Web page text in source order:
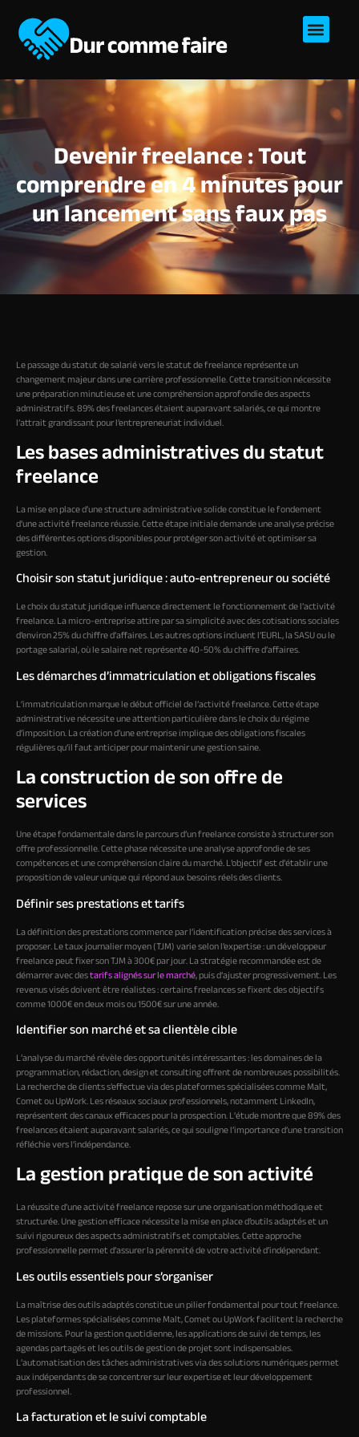
Devenir freelance : Tout
comprendre en 4 minutes pour
un lancement sans faux pas
Le passage du statut de salarié vers le statut de freelance représente un
changement majeur dans une carrière professionnelle. Cette transition nécessite
une préparation minutieuse et une compréhension approfondie des aspects
administratifs. 89% des freelances étaient auparavant salariés, ce qui montre
l’attrait grandissant pour l’entrepreneuriat individuel.
Les bases administratives du statut
freelance
La mise en place d’une structure administrative solide constitue le fondement
d’une activité freelance réussie. Cette étape initiale demande une analyse précise
des différentes options disponibles pour protéger son activité et optimiser sa
gestion.
Choisir son statut juridique : auto-entrepreneur ou société
Le choix du statut juridique influence directement le fonctionnement de l’activité
freelance. La micro-entreprise attire par sa simplicité avec des cotisations sociales
d’environ 25% du chiffre d’affaires. Les autres options incluent l’EURL, la SASU ou le
portage salarial, où le salaire net représente 40-50% du chiffre d’affaires.
Les démarches d’immatriculation et obligations fiscales
L’immatriculation marque le début officiel de l’activité freelance. Cette étape
administrative nécessite une attention particulière dans le choix du régime
d’imposition. La création d’une entreprise implique des obligations fiscales
régulières qu’il faut anticiper pour maintenir une gestion saine.
La construction de son offre de
services
Une étape fondamentale dans le parcours d’un freelance consiste à structurer son
offre professionnelle. Cette phase nécessite une analyse approfondie de ses
compétences et une compréhension claire du marché. L’objectif est d’établir une
proposition de valeur unique qui répond aux besoins réels des clients.
Définir ses prestations et tarifs
La définition des prestations commence par l’identification précise des services à
proposer. Le taux journalier moyen (TJM) varie selon l’expertise : un développeur
freelance peut fixer son TJM à 300€ par jour. La stratégie recommandée est de
démarrer avec destarifs alignés sur le marché, puis d’ajuster progressivement. Les
revenus visés doivent être réalistes : certains freelances se fixent des objectifs
comme 1000€ en deux mois ou 1500€ sur une année.
Identifier son marché et sa clientèle cible
L’analyse du marché révèle des opportunités intéressantes : les domaines de la
programmation, rédaction, design et consulting offrent de nombreuses possibilités.
La recherche de clients s’effectue via des plateformes spécialisées comme Malt,
Comet ou UpWork. Les réseaux sociaux professionnels, notamment LinkedIn,
représentent des canaux efficaces pour la prospection. L’étude montre que 89% des
freelances étaient auparavant salariés, ce qui souligne l’importance d’une transition
réfléchie vers l’indépendance.
La gestion pratique de son activité
La réussite d’une activité freelance repose sur une organisation méthodique et
structurée. Une gestion efficace nécessite la mise en place d’outils adaptés et un
suivi rigoureux des aspects administratifs et comptables. Cette approche
professionnelle permet d’assurer la pérennité de votre activité d’indépendant.
Les outils essentiels pour s’organiser
La maîtrise des outils adaptés constitue un pilier fondamental pour tout freelance.
Les plateformes spécialisées comme Malt, Comet ou UpWork facilitent la recherche
de missions. Pour la gestion quotidienne, les applications de suivi de temps, les
agendas partagés et les outils de gestion de projet sont indispensables.
L’automatisation des tâches administratives via des solutions numériques permet
aux indépendants de se concentrer sur leur expertise et leur développement
professionnel.
La facturation et le suivi comptable